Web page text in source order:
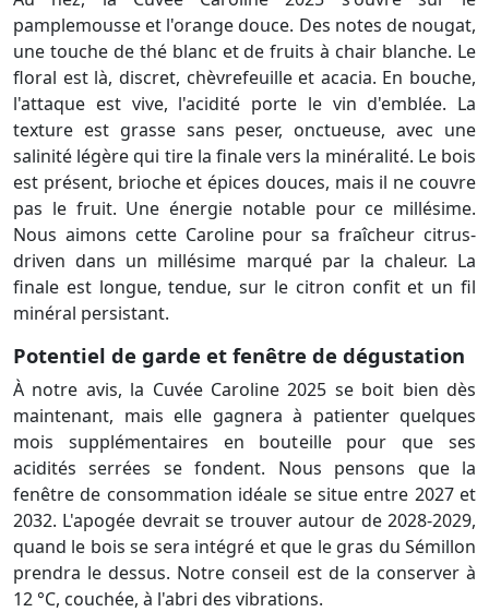
pamplemousse et l'orange douce. Des notes de nougat,
une touche de thé blanc et de fruits à chair blanche. Le
floral est là, discret, chèvrefeuille et acacia. En bouche,
l'attaque est vive, l'acidité porte le vin d'emblée. La
texture est grasse sans peser, onctueuse, avec une
salinité légère qui tire la finale vers la minéralité. Le bois
est présent, brioche et épices douces, mais il ne couvre
pas le fruit. Une énergie notable pour ce millésime.
Nous aimons cette Caroline pour sa fraîcheur citrus-
driven dans un millésime marqué par la chaleur. La
finale est longue, tendue, sur le citron confit et un fil
minéral persistant.
Potentiel de garde et fenêtre de dégustation
À notre avis, la Cuvée Caroline 2025 se boit bien dès
maintenant, mais elle gagnera à patienter quelques
mois supplémentaires en bouteille pour que ses
acidités serrées se fondent. Nous pensons que la
fenêtre de consommation idéale se situe entre 2027 et
2032. L'apogée devrait se trouver autour de 2028-2029,
quand le bois se sera intégré et que le gras du Sémillon
prendra le dessus. Notre conseil est de la conserver à
12 °C, couchée, à l'abri des vibrations.